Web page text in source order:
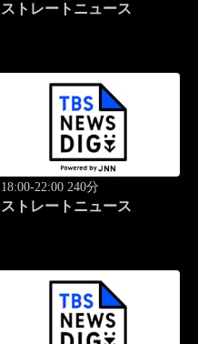
ストレートニュース
18:00-22:00 240分
ストレートニュース